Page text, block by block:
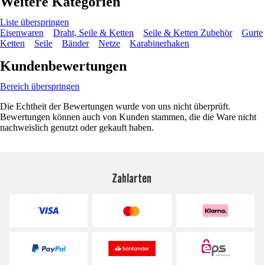
Liste überspringen
Eisenwaren
Draht, Seile & Ketten Seile & Ketten Zubehör
Gurte
Ketten
Seile Bänder Netze Karabinerhaken
Kundenbewertungen
Bereich überspringen
Die Echtheit der Bewertungen wurde von uns nicht überprüft.
Bewertungen können auch von Kunden stammen, die die Ware nicht
nachweislich genutzt oder gekauft haben.
Zahlarten